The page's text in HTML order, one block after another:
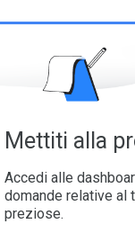
Mettiti alla
Accedi alle
domande relative al
preziose.